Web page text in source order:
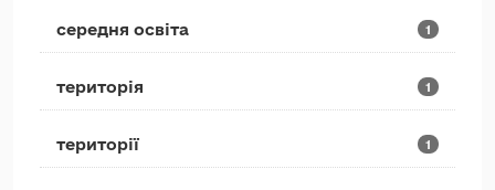
середня освіта 1
територія 1
території 1